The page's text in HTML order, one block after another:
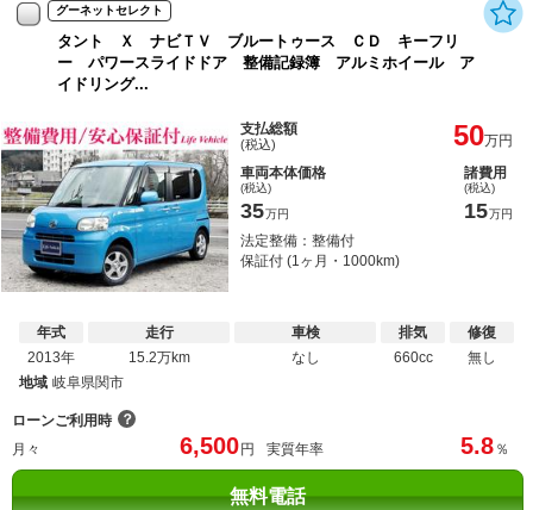
グーネットセレクト
タント Ｘ ナビＴＶ ブルートゥース ＣＤ キーフリ
ー パワースライドドア 整備記録簿 アルミホイール ア
イドリング...
支払総額
(税込) 50万円
車両本体価格
(税込)
35万円
諸費用
(税込)
15万円
法定整備：整備付
保証付 (1ヶ月・1000km)
年式
2013年
走行
15.2万km
車検
なし
排気
660cc
修復
無し
地域 岐阜県関市
ローンご利用時 ？
月々
6,500円 実質年率 5.8 ％
無料電話